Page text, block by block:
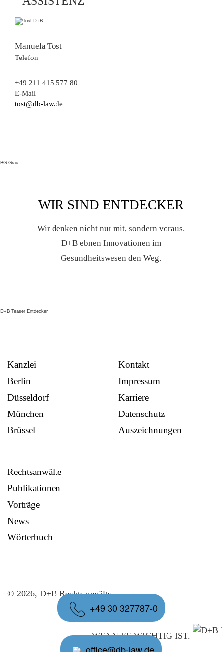
+49 30 327787-0
office@db-law.de
Mitarbeiterfoto
ManuelaTost
Telefon
+49 211 415 577 80
E-Mail
tost@db-law.de
WIR SIND ENTDECKER
Wir denken nicht nur mit, sondern voraus.
D+B ebnen Innovationen im
Gesundheitswesen den Weg.
Kanzlei
Berlin
Düsseldorf
München
Brüssel
Kontakt
Impressum
Karriere
Datenschutz
Auszeichnungen
Rechtsanwälte
Publikationen
Vorträge
News
Wörterbuch
© 2026, D+B Rechtsanwälte
WENN ES WICHTIG IST.